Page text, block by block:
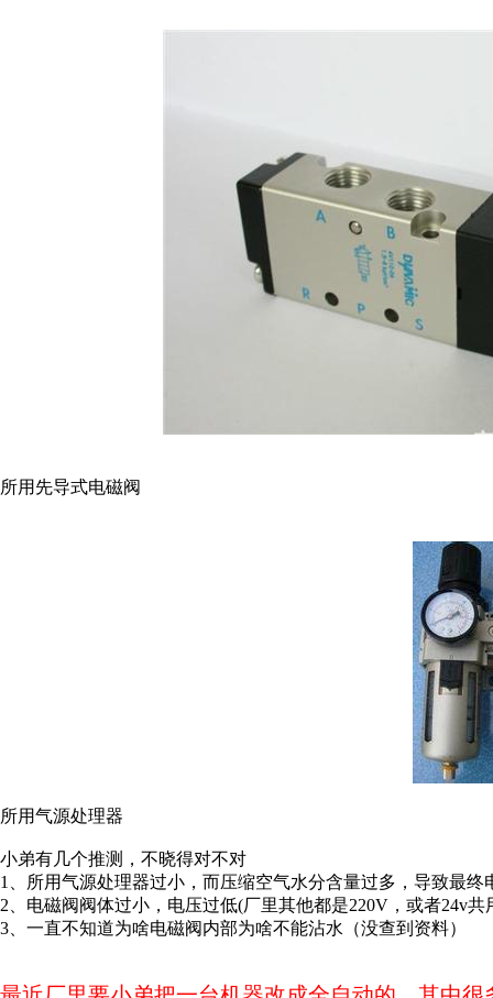
所用先导式电磁阀
所用气源处理器
小弟有几个推测，不晓得对不对
1、所用气源处理器过小，而压缩空气水分含量过多，导致最终
2、电磁阀阀体过小，电压过低(厂里其他都是220V，或者24v
3、一直不知道为啥电磁阀内部为啥不能沾水（没查到资料）